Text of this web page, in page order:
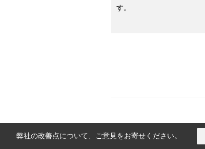
す。
弊社の改善点について、ご意見をお寄せください。